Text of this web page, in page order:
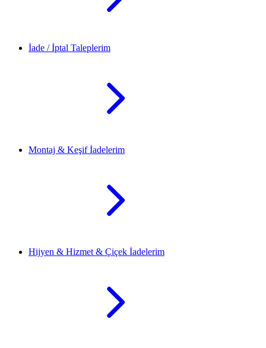
İade / İptal Taleplerim
Montaj & Keşif İadelerim
Hijyen & Hizmet & Çiçek İadelerim